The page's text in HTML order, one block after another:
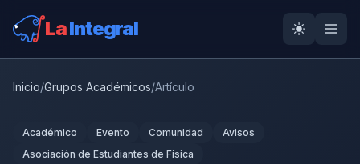
LaIntegral
Inicio/Grupos Académicos/Artículo
Académico Evento Comunidad
Avisos
Asociación de Estudiantes de Física